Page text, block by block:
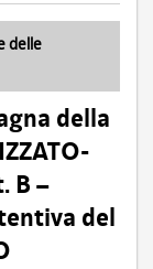
delle
della
B –
del